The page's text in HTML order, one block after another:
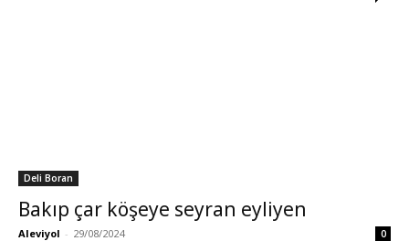
Deli Boran
Bakıp çar köşeye seyran eyliyen
Aleviyol - 29/08/2024 0